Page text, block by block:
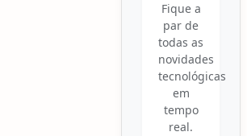
Fique a
par de
todas as
novidades
tecnológicas
em
tempo
real.